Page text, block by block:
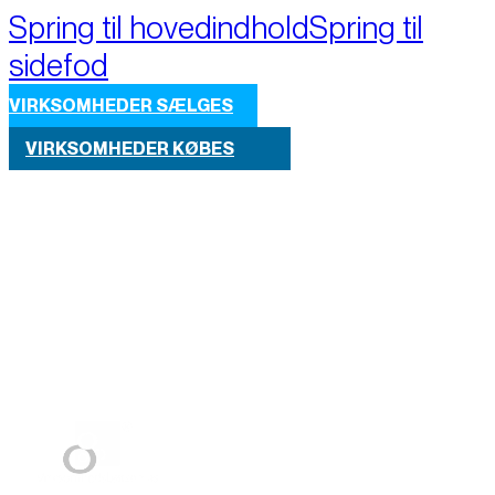
Spring til hovedindholdSpring til
sidefod
VIRKSOMHEDER SÆLGES
VIRKSOMHEDER KØBES